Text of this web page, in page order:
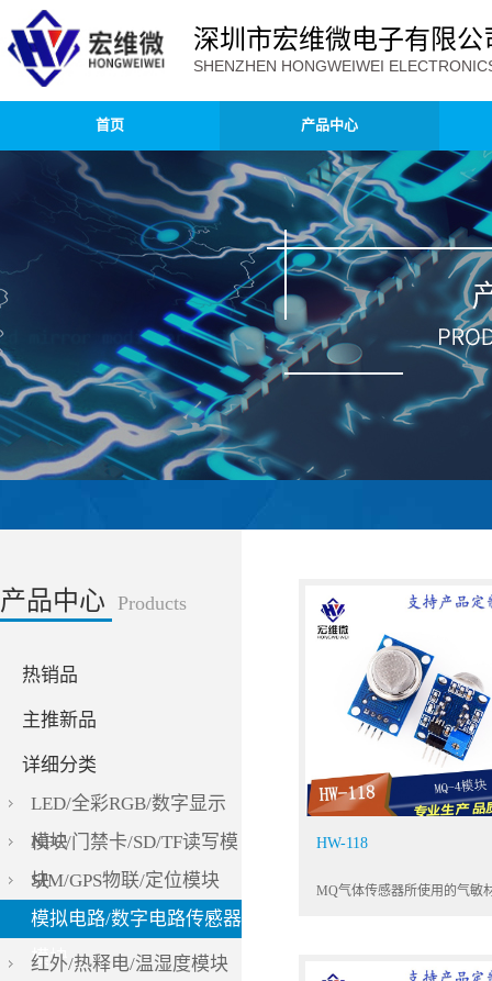
深圳市宏维微电子有限公
SHENZHEN HONGWEIWEI
首页 产品中心
产品中心 Products
热销品
主推新品
详细分类
LED/全彩RGB/数字显示
模块
NFC/门禁卡/SD/TF读写模
块
SIM/GPS物联/定位模块
模拟电路/数字电路传感器
模块
红外/热释电/温湿度模块
HW-118